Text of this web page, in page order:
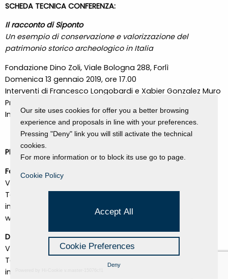
SCHEDA TECNICA CONFERENZA:
Il racconto di Siponto
Un esempio di conservazione e valorizzazione del
patrimonio storico archeologico in Italia
Fondazione Dino Zoli, Viale Bologna 288, Forlì
Domenica 13 gennaio 2019, ore 17.00
Interventi di Francesco Longobardi e Xabier Gonzalez Muro
Promotori: DZ Engineering, Fondazione Dino Zoli
Ingresso libero, non è necessaria la prenotazione
PER INFORMAZIONI:
Fondazione Dino Zoli
Viale Bologna 288, Forlì
Tel. +39 0543 755770
info@fondazionedinozoli.com
www.fondazionedinozoli.com
DZ Engineering
Viale Bologna 288, Forlì
Tel. +39 0543 1917350
info@dz-e.com
Our site uses cookies for offer you a better browsing
experience and proposals in line with your preferences.
Pressing "Deny" link you will still activate the technical
cookies.
For more information or to block its use go to page.
Cookie Policy
Accept All
Cookie Preferences
Deny